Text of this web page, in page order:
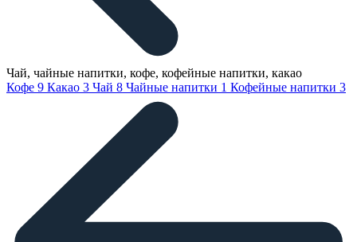
Чай, чайные напитки, кофе, кофейные напитки, какао
Кофе 9 Какао 3 Чай 8 Чайные напитки 1 Кофейные напитки 3